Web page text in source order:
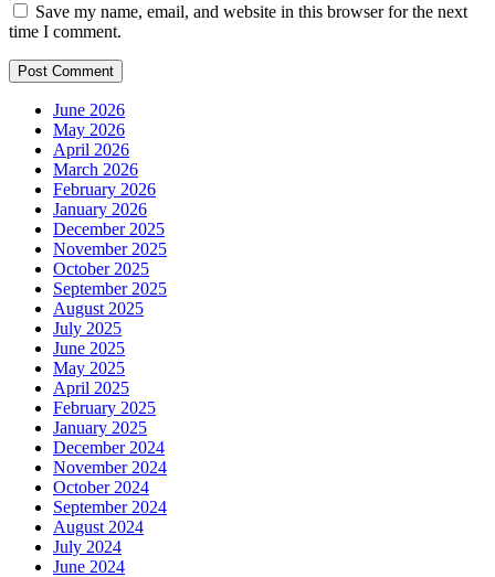
Save my name, email, and website in this browser for the next
time I comment.
June 2026
May 2026
April 2026
March 2026
February 2026
January 2026
December 2025
November 2025
October 2025
September 2025
August 2025
July 2025
June 2025
May 2025
April 2025
February 2025
January 2025
December 2024
November 2024
October 2024
September 2024
August 2024
July 2024
June 2024